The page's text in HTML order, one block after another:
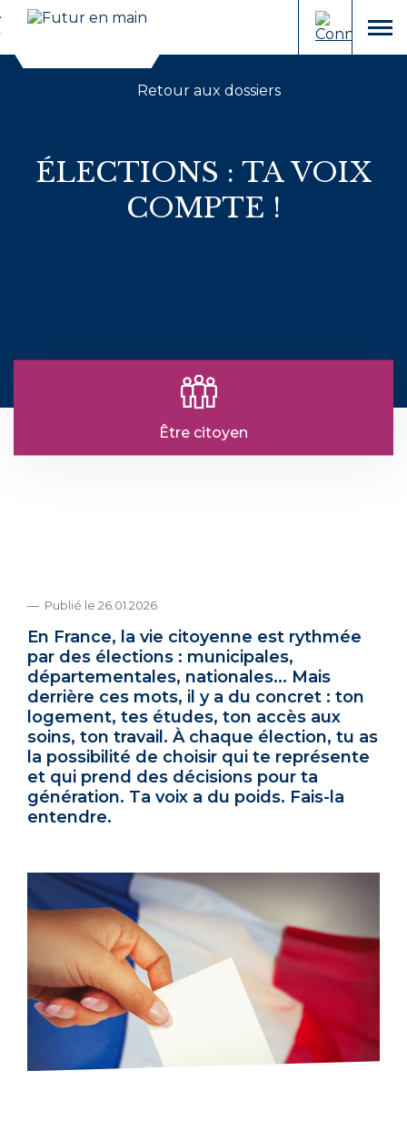
Aller
au
contenu
Aller
à
la
recherche
Retour aux dossiers
ÉLECTIONS : TA VOIX
COMPTE !
Être citoyen
Publié le 26.01.2026
En France, la vie citoyenne est rythmée
par des élections : municipales,
départementales, nationales... Mais
derrière ces mots, il y a du concret : ton
logement, tes études, ton accès aux
soins, ton travail. À chaque élection, tu as
la possibilité de choisir qui te représente
et qui prend des décisions pour ta
génération. Ta voix a du poids. Fais-la
entendre.
Cookies et traceurs utilisés sur ce site.